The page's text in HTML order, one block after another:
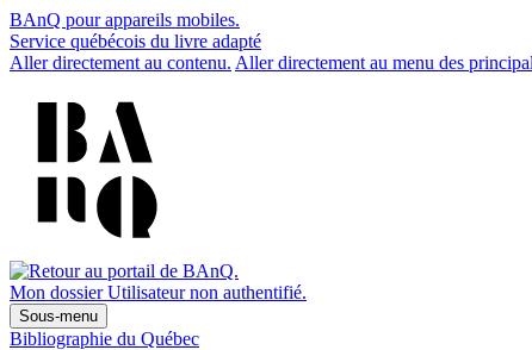
BAnQ pour appareils mobiles.
Service québécois du livre adapté
Aller directement au contenu. Aller directement au menu des
Mon dossier Utilisateur non authentifié.
Sous-menu
Bibliographie du Québec